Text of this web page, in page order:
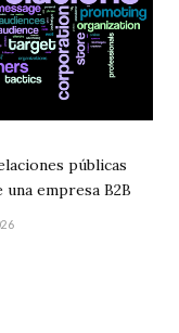
públicas
empresa B2B